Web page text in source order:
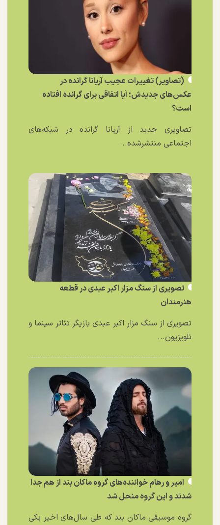
(تصاویر) تغییرات عجیب آریانا گرانده در
عکس‌های جدیدش؛ آیا اتفاقی برای گرانده افتاده
است؟
تصاویری جدید از آریانا گرانده در شبکه‌های
اجتماعی منتشرشده...
تصویری از سنگ مزار اکبر عبدی در قطعه
هنرمندان
تصویری از سنگ مزار اکبر عبدی بازیگر تئاتر سینما و
تلویزیون...
امیر و رهام خواننده‌های گروه ماکان بند از هم جدا
شدند و این گروه منحل شد
گروه موسیقی ماکان بند که طی سال‌های اخیر یکی